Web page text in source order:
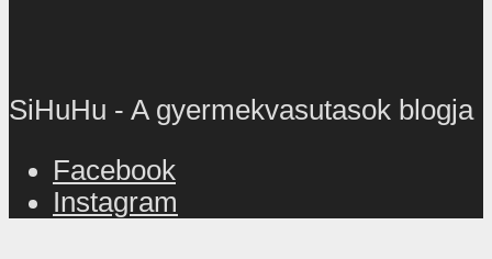
SiHuHu - A gyermekvasutasok blogja
Facebook
Instagram